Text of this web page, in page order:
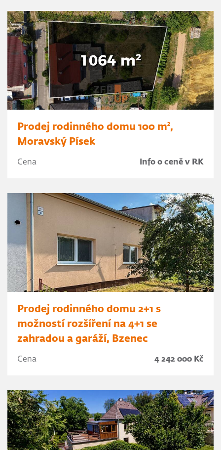
Prodej rodinného domu 100 m²,
Moravský Písek
Cena Info o ceně v RK
Prodej rodinného domu 2+1 s
možností rozšíření na 4+1 se
zahradou a garáží, Bzenec
Cena 4 242 000 Kč